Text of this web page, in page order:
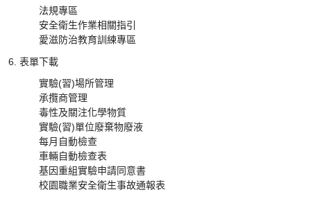
法規專區
安全衛生作業相關指引
愛滋防治教育訓練專區
表單下載
實驗(習)場所管理
承攬商管理
毒性及關注化學物質
實驗(習)單位廢棄物廢液
每月自動檢查
車輛自動檢查表
基因重組實驗申請同意書
校園職業安全衛生事故通報表